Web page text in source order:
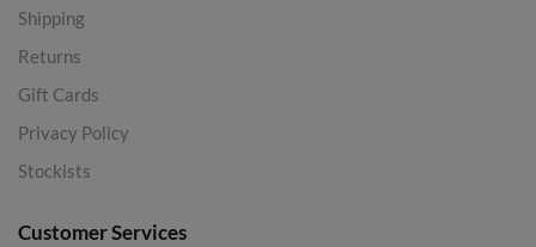
Shipping
Returns
Gift Cards
Privacy Policy
Stockists
Customer Services